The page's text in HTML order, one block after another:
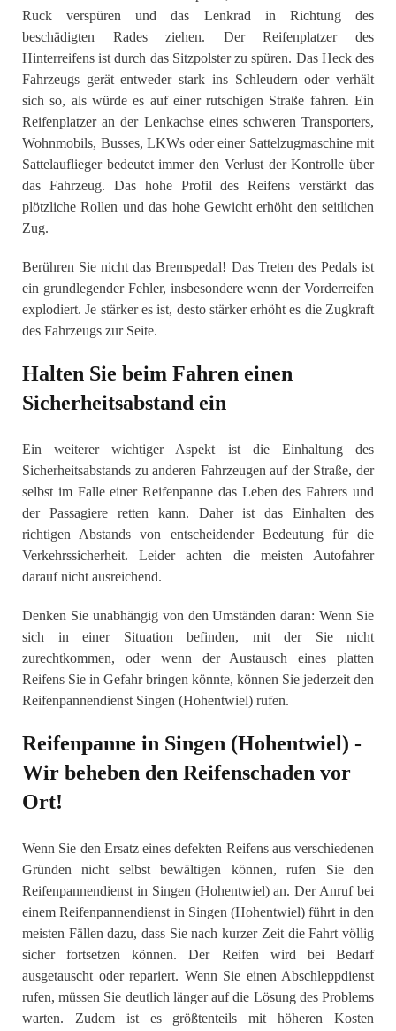
Ruck verspüren und das Lenkrad in Richtung des
beschädigten Rades ziehen. Der Reifenplatzer des
Hinterreifens ist durch das Sitzpolster zu spüren. Das Heck des
Fahrzeugs gerät entweder stark ins Schleudern oder verhält
sich so, als würde es auf einer rutschigen Straße fahren. Ein
Reifenplatzer an der Lenkachse eines schweren Transporters,
Wohnmobils, Busses, LKWs oder einer Sattelzugmaschine mit
Sattelauflieger bedeutet immer den Verlust der Kontrolle über
das Fahrzeug. Das hohe Profil des Reifens verstärkt das
plötzliche Rollen und das hohe Gewicht erhöht den seitlichen
Zug.
Berühren Sie nicht das Bremspedal! Das Treten des Pedals ist
ein grundlegender Fehler, insbesondere wenn der Vorderreifen
explodiert. Je stärker es ist, desto stärker erhöht es die Zugkraft
des Fahrzeugs zur Seite.
Halten Sie beim Fahren einen
Sicherheitsabstand ein
Ein weiterer wichtiger Aspekt ist die Einhaltung des
Sicherheitsabstands zu anderen Fahrzeugen auf der Straße, der
selbst im Falle einer Reifenpanne das Leben des Fahrers und
der Passagiere retten kann. Daher ist das Einhalten des
richtigen Abstands von entscheidender Bedeutung für die
Verkehrssicherheit. Leider achten die meisten Autofahrer
darauf nicht ausreichend.
Denken Sie unabhängig von den Umständen daran: Wenn Sie
sich in einer Situation befinden, mit der Sie nicht
zurechtkommen, oder wenn der Austausch eines platten
Reifens Sie in Gefahr bringen könnte, können Sie jederzeit den
Reifenpannendienst Singen (Hohentwiel) rufen.
Reifenpanne in Singen (Hohentwiel) -
Wir beheben den Reifenschaden vor
Ort!
Wenn Sie den Ersatz eines defekten Reifens aus verschiedenen
Gründen nicht selbst bewältigen können, rufen Sie den
Reifenpannendienst in Singen (Hohentwiel) an. Der Anruf bei
einem Reifenpannendienst in Singen (Hohentwiel) führt in den
meisten Fällen dazu, dass Sie nach kurzer Zeit die Fahrt völlig
sicher fortsetzen können. Der Reifen wird bei Bedarf
ausgetauscht oder repariert. Wenn Sie einen Abschleppdienst
rufen, müssen Sie deutlich länger auf die Lösung des Problems
warten. Zudem ist es größtenteils mit höheren Kosten